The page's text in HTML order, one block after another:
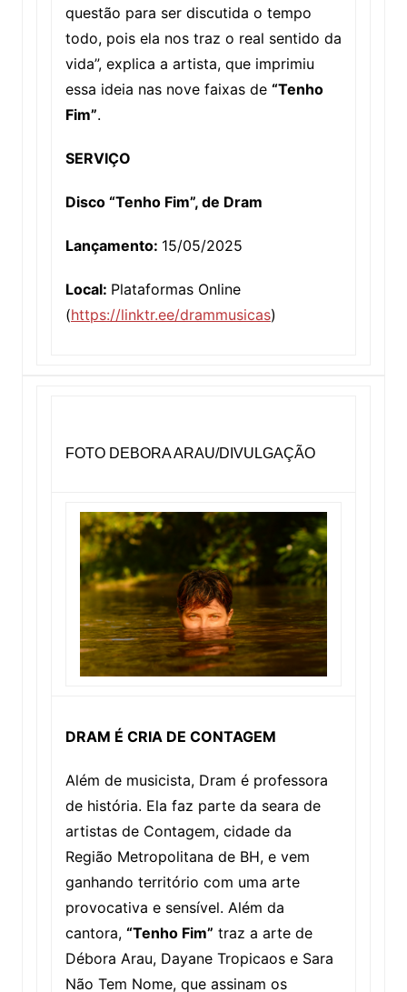
questão para ser discutida o tempo
todo, pois ela nos traz o real sentido da
vida”, explica a artista, que imprimiu
essa ideia nas nove faixas de “Tenho
Fim”.
SERVIÇO
Disco “Tenho Fim”, de Dram
Lançamento: 15/05/2025
Local: Plataformas Online
(https://linktr.ee/drammusicas)
FOTO DEBORA ARAU/DIVULGAÇÃO
DRAM É CRIA DE CONTAGEM
Além de musicista, Dram é professora
de história. Ela faz parte da seara de
artistas de Contagem, cidade da
Região Metropolitana de BH, e vem
ganhando território com uma arte
provocativa e sensível. Além da
cantora, “Tenho Fim” traz a arte de
Débora Arau, Dayane Tropicaos e Sara
Não Tem Nome, que assinam os